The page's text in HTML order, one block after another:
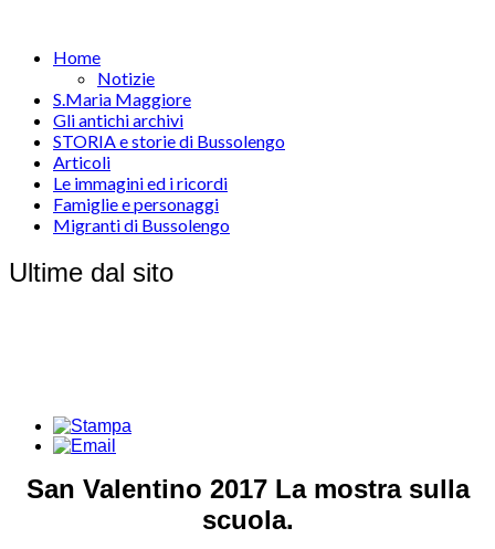
Home
Notizie
S.Maria Maggiore
Gli antichi archivi
STORIA e storie di Bussolengo
Articoli
Le immagini ed i ricordi
Famiglie e personaggi
Migranti di Bussolengo
Ultime dal sito
San Valentino 2017 La mostra sulla
scuola.